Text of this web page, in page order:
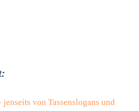
von Tassenslogans und